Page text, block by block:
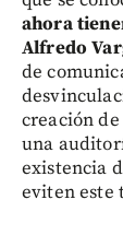
ahora
Alfredo
de
creación
una
existencia
eviten este